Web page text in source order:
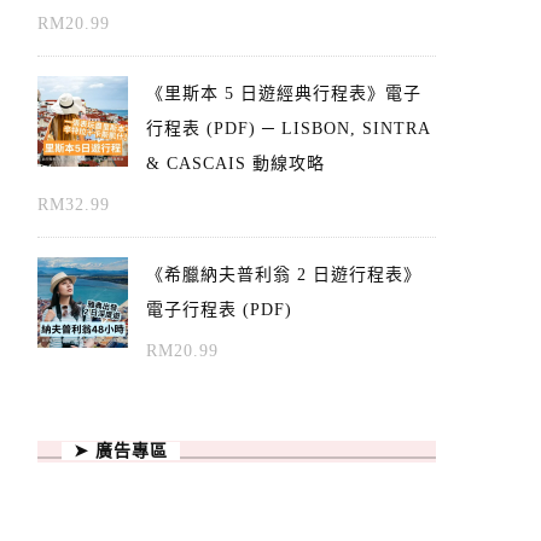
RM20.99
《里斯本 5 日遊經典行程表》電子
行程表 (PDF) ─ LISBON, SINTRA
& CASCAIS 動線攻略
RM32.99
《希臘納夫普利翁 2 日遊行程表》
電子行程表 (PDF)
RM20.99
➤ 廣告專區